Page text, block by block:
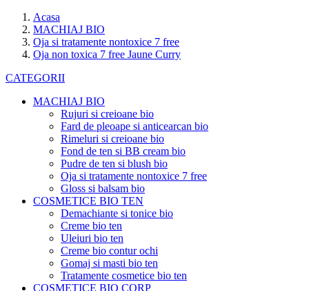
Acasa
MACHIAJ BIO
Oja si tratamente nontoxice 7 free
Oja non toxica 7 free Jaune Curry
CATEGORII
MACHIAJ BIO
Rujuri si creioane bio
Fard de pleoape si anticearcan bio
Rimeluri si creioane bio
Fond de ten si BB cream bio
Pudre de ten si blush bio
Oja si tratamente nontoxice 7 free
Gloss si balsam bio
COSMETICE BIO TEN
Demachiante si tonice bio
Creme bio ten
Uleiuri bio ten
Creme bio contur ochi
Gomaj si masti bio ten
Tratamente cosmetice bio ten
COSMETICE BIO CORP